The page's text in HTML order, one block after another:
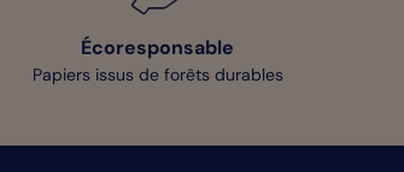
Écoresponsable
Papiers issus de forêts durables